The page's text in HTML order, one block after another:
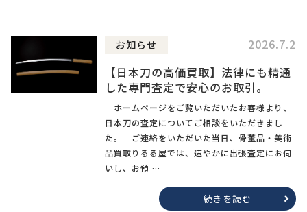
お知らせ
2026.7.2
【日本刀の高価買取】法律にも精通
した専門査定で安心のお取引。
ホームページをご覧いただいたお客様より、
日本刀の査定についてご相談をいただきまし
た。 ご連絡をいただいた当日、骨董品・美術
品買取りるる屋では、速やかに出張査定にお伺
いし、お預 …
続きを読む